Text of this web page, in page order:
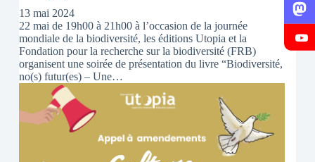
13 mai 2024
22 mai de 19h00 à 21h00 à l’occasion de la journée
mondiale de la biodiversité, les éditions Utopia et la
Fondation pour la recherche sur la biodiversité (FRB)
organisent une soirée de présentation du livre “Biodiversité,
no(s) futur(es) – Une…